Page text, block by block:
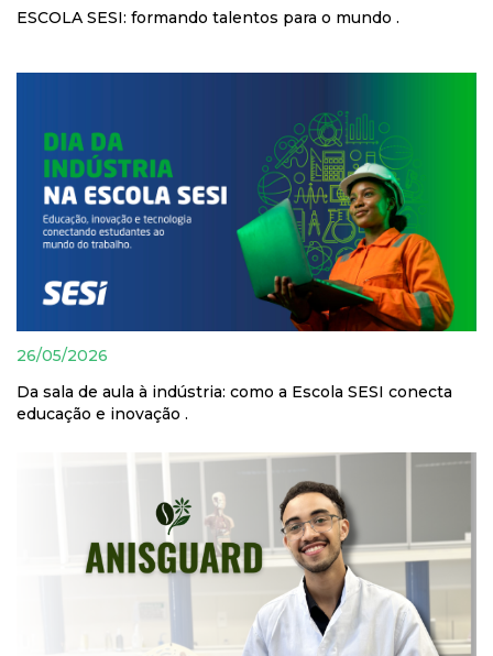
ESCOLA SESI: formando talentos para o mundo .
26/05/2026
Da sala de aula à indústria: como a Escola SESI conecta
educação e inovação .